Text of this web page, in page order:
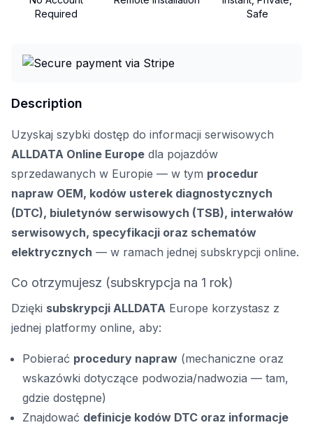
Required
Safe
Description
Uzyskaj szybki dostęp do informacji serwisowych
ALLDATA Online Europe dla pojazdów
sprzedawanych w Europie — w tym procedur
napraw OEM, kodów usterek diagnostycznych
(DTC), biuletynów serwisowych (TSB), interwałów
serwisowych, specyfikacji oraz schematów
elektrycznych — w ramach jednej subskrypcji online.
Co otrzymujesz (subskrypcja na 1 rok)
Dzięki subskrypcji ALLDATA Europe korzystasz z
jednej platformy online, aby:
Pobierać procedury napraw (mechaniczne oraz
wskazówki dotyczące podwozia/nadwozia — tam,
gdzie dostępne)
Znajdować definicje kodów DTC oraz informacje